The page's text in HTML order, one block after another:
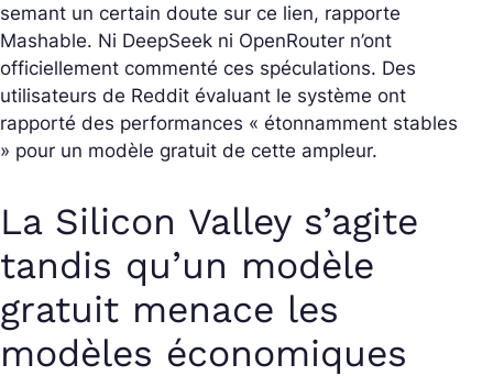
semant un certain doute sur ce lien, rapporte
Mashable. Ni DeepSeek ni OpenRouter n’ont
officiellement commenté ces spéculations. Des
utilisateurs de Reddit évaluant le système ont
rapporté des performances « étonnamment stables
» pour un modèle gratuit de cette ampleur.
La Silicon Valley s’agite
tandis qu’un modèle
gratuit menace les
modèles économiques